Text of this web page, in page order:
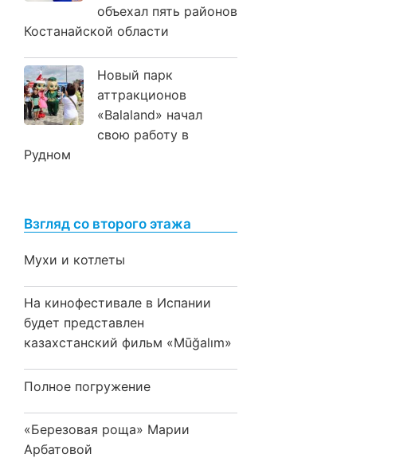
объехал пять районов
Костанайской области
Новый парк
аттракционов
«Balaland» начал
свою работу в
Рудном
Взгляд со второго этажа
Мухи и котлеты
На кинофестивале в Испании
будет представлен
казахстанский фильм «Mūğalım»
Полное погружение
«Березовая роща» Марии
Арбатовой